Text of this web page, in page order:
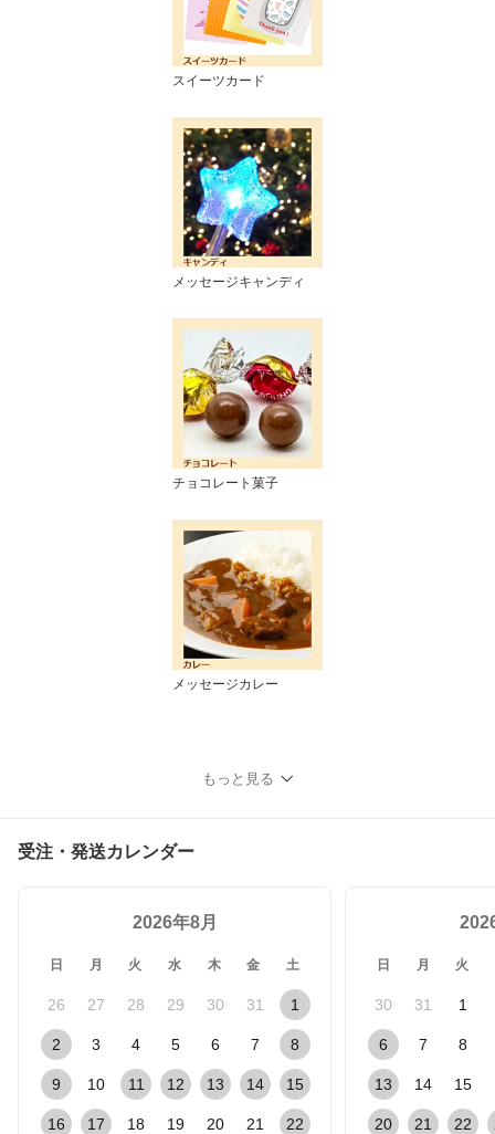
スイーツカード
メッセージキャンディ
チョコレート菓子
メッセージカレー
もっと見る
受注・発送カレンダー
2026年8月
日 月 火 水 木 金 土
26 27 28 29 30 31 1
2 3 4 5 6 7 8
9 10 11 12 13 14 15
16 17 18 19 20 21 22
日 月 火
30 31 1
6 7 8
13 14 15
20 21 22